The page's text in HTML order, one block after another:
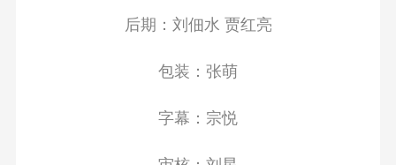
后期：刘佃水 贾红亮
包装：张萌
字幕：宗悦